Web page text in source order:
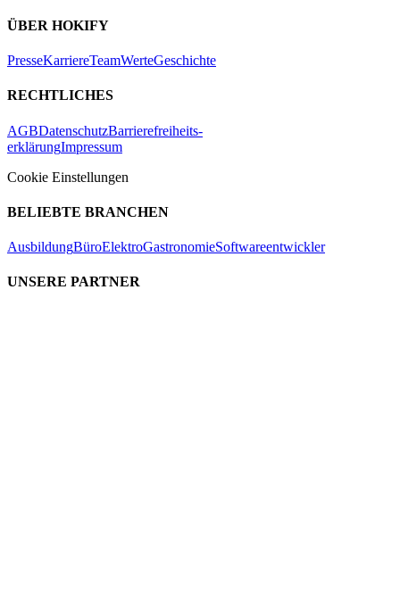
ÜBER HOKIFY
PresseKarriereTeamWerteGeschichte
RECHTLICHES
AGBDatenschutzBarrierefreiheits-
erklärungImpressum
Cookie Einstellungen
BELIEBTE BRANCHEN
AusbildungBüroElektroGastronomieSoftwareentwickler
UNSERE PARTNER